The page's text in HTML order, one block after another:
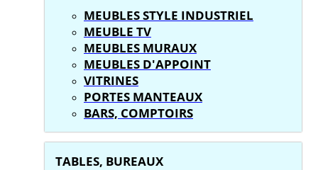
MEUBLES STYLE INDUSTRIEL
MEUBLE TV
MEUBLES MURAUX
MEUBLES D'APPOINT
VITRINES
PORTES MANTEAUX
BARS, COMPTOIRS
TABLES, BUREAUX